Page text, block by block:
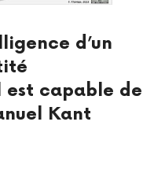
d’un
est capable de
Kant